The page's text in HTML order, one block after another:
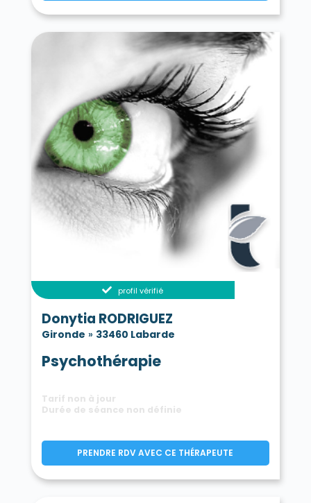
profil vérifié
Donytia RODRIGUEZ
Gironde » 33460 Labarde
Psychothérapie
Tarif non à jour
Durée de séance non définie
PRENDRE RDV AVEC CE THÉRAPEUTE